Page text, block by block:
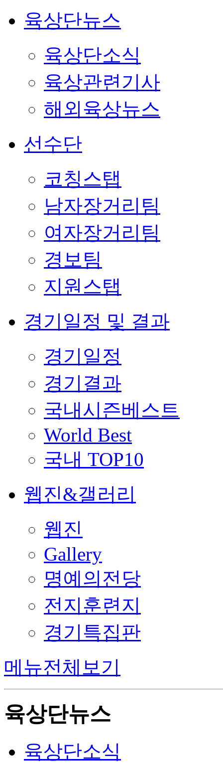
육상단뉴스
육상단소식
육상관련기사
해외육상뉴스
선수단
코칭스탭
남자장거리팀
여자장거리팀
경보팀
지원스탭
경기일정 및 결과
경기일정
경기결과
국내시즌베스트
World Best
국내 TOP10
웹진&갤러리
웹진
Gallery
명예의전당
전지훈련지
경기특집판
메뉴전체보기
육상단뉴스
육상단소식